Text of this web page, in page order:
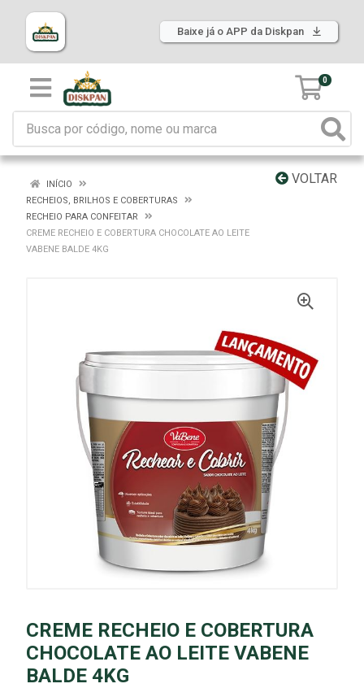
Baixe já o APP da Diskpan
0
VOLTAR
INÍCIO
RECHEIOS, BRILHOS E COBERTURAS
RECHEIO PARA CONFEITAR
CREME RECHEIO E COBERTURA CHOCOLATE AO LEITE
VABENE BALDE 4KG
CREME RECHEIO E COBERTURA
CHOCOLATE AO LEITE VABENE
BALDE 4KG